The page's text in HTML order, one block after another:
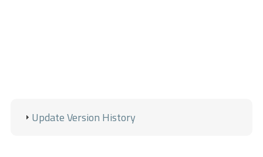
Update Version History